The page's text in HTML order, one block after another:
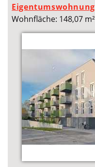
Eigentumswohnung
Wohnfläche: 148,07 m²